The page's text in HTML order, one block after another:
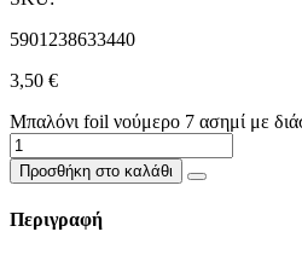
5901238633440
3,50 €
Μπαλόνι foil νούμερο 7 ασημί με
Προσθήκη στο καλάθι
Περιγραφή